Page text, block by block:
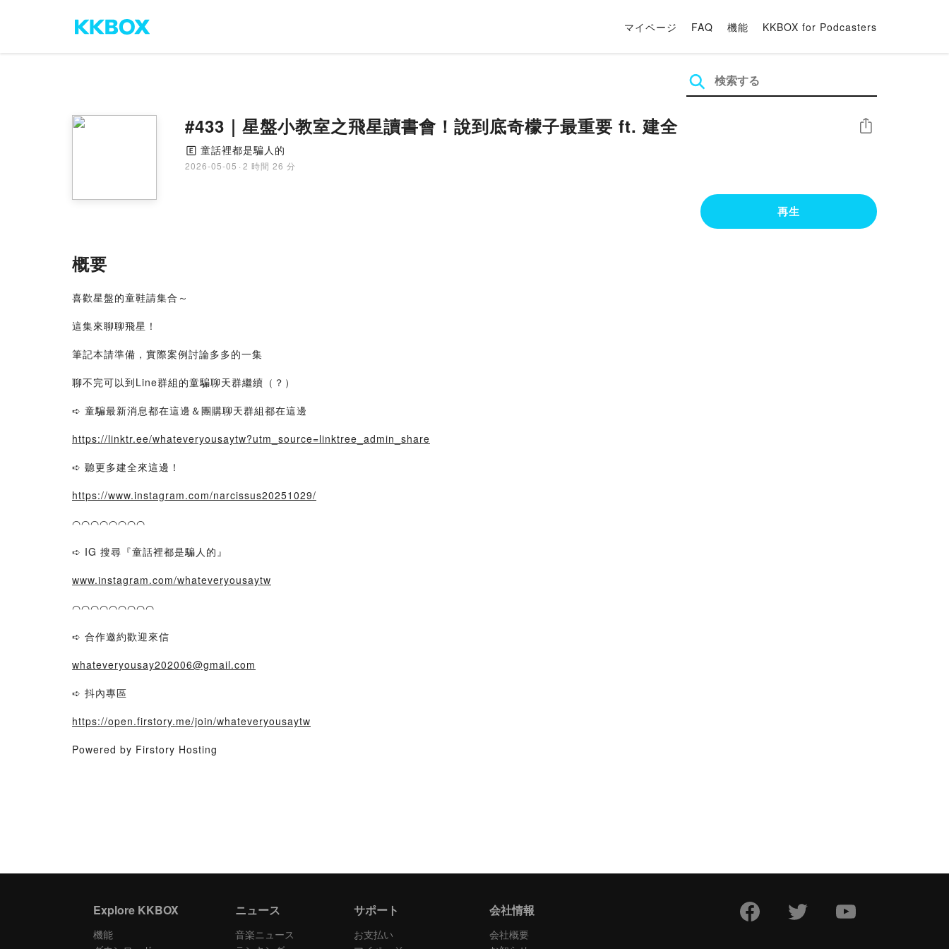
マイページ FAQ 機能 KKBOX for Podcasters
#433｜星盤小教室之飛星讀書會！說到底奇檬子最重要 ft. 建全
🄴 童話裡都是騙人的
2026-05-05 · 2 時間 26 分
シェア
再生
概要
喜歡星盤的童鞋請集合～
這集來聊聊飛星！
筆記本請準備，實際案例討論多多的一集
聊不完可以到Line群組的童騙聊天群繼續（？）
➪ 童騙最新消息都在這邊＆團購聊天群組都在這邊
https://linktr.ee/whateveryousaytw?utm_source=linktree_admin_share
➪ 聽更多建全來這邊！
https://www.instagram.com/narcissus20251029/
◠◠◠◠◠◠◠◠
➪ IG 搜尋『童話裡都是騙人的』
www.instagram.com/whateveryousaytw
◠◠◠◠◠◠◠◠◠
➪ 合作邀約歡迎來信
whateveryousay202006@gmail.com
➪ 抖內專區
https://open.firstory.me/join/whateveryousaytw
Powered by Firstory Hosting
Explore KKBOX
機能
ニュース
音楽ニュース
サポート
お支払い
会社情報
会社概要